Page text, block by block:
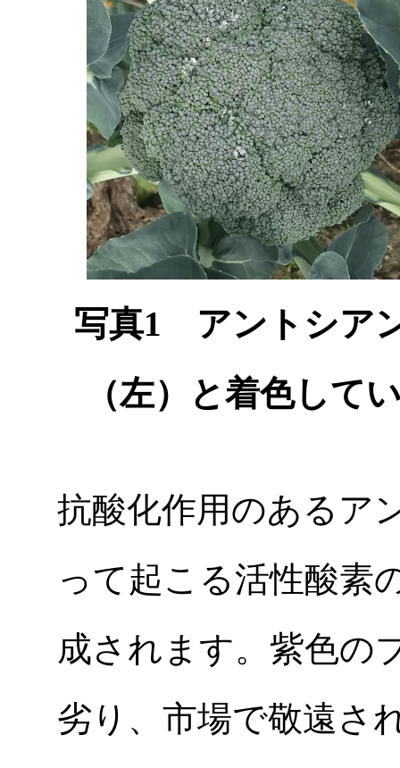
写真1 アントシア
（左）と着色して
抗酸化作用のあるア
って起こる活性酸素
成されます。紫色の
劣り、市場で敬遠さ